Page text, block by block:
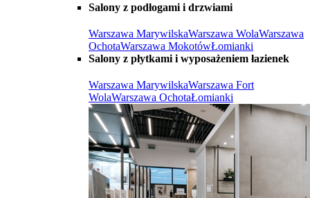
Salony z podłogami i drzwiami
Warszawa MarywilskaWarszawa WolaWarszawa
OchotaWarszawa MokotówŁomianki
Salony z płytkami i wyposażeniem łazienek
Warszawa MarywilskaWarszawa Fort
WolaWarszawa OchotaŁomianki